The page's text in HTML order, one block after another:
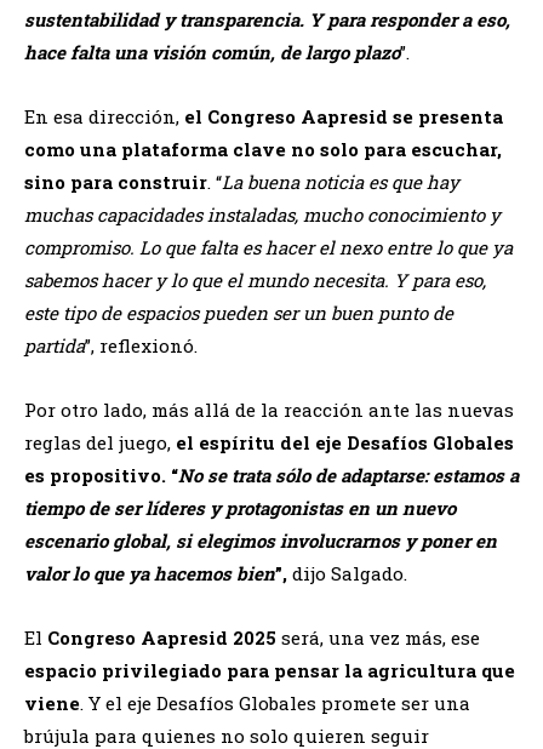
sustentabilidad y transparencia. Y para responder a eso,
hace falta una visión común, de largo plazo”.
En esa dirección, el Congreso Aapresid se presenta
como una plataforma clave no solo para escuchar,
sino para construir. “La buena noticia es que hay
muchas capacidades instaladas, mucho conocimiento y
compromiso. Lo que falta es hacer el nexo entre lo que ya
sabemos hacer y lo que el mundo necesita. Y para eso,
este tipo de espacios pueden ser un buen punto de
partida”, reflexionó.
Por otro lado, más allá de la reacción ante las nuevas
reglas del juego, el espíritu del eje Desafíos Globales
es propositivo. “No se trata sólo de adaptarse: estamos a
tiempo de ser líderes y protagonistas en un nuevo
escenario global, si elegimos involucrarnos y poner en
valor lo que ya hacemos bien”, dijo Salgado.
El Congreso Aapresid 2025 será, una vez más, ese
espacio privilegiado para pensar la agricultura que
viene. Y el eje Desafíos Globales promete ser una
brújula para quienes no solo quieren seguir